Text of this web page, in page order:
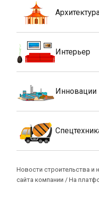
Интерьер
Инновации
Новости строительства и
сайта компании /На